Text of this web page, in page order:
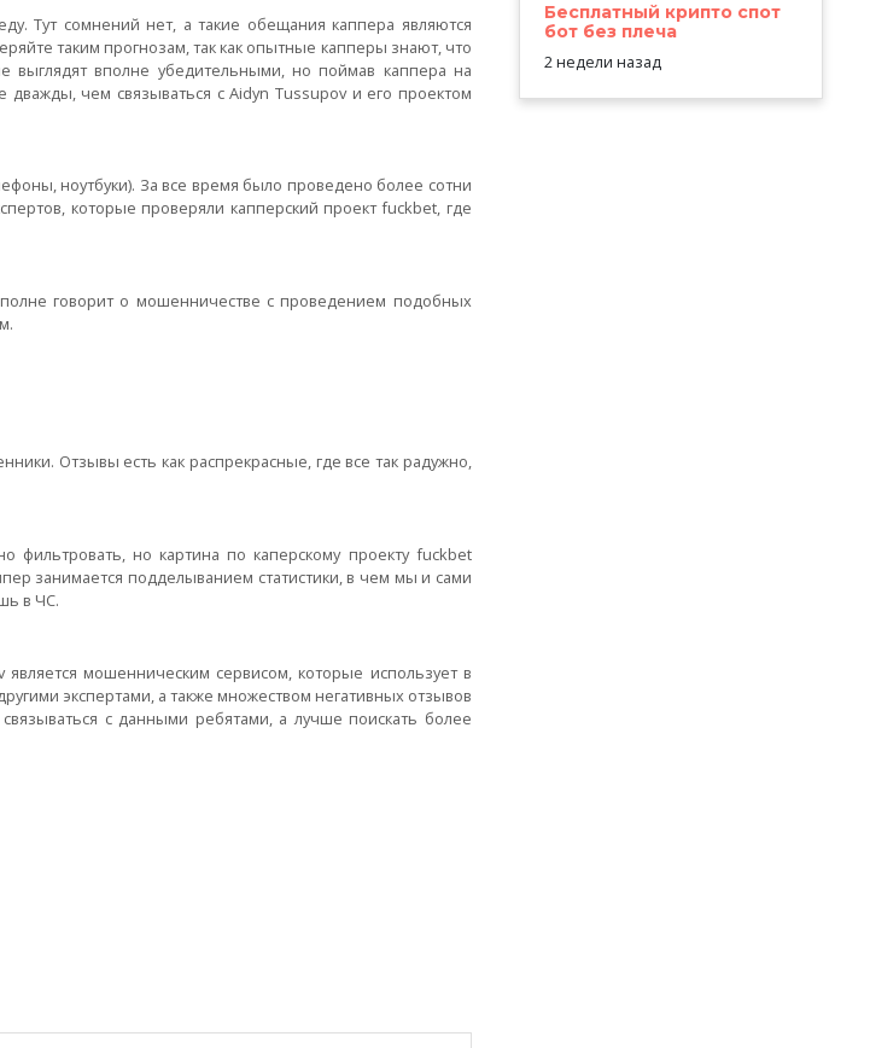
Тут сомнений нет, а такие обещания каппера являются
таким прогнозам, так как опытные капперы знают, что
выглядят вполне убедительными, но поймав каппера на
чем связываться с Aidyn Tussupov и его проектом
ноутбуки). За все время было проведено более сотни
которые проверяли капперский проект fuckbet, где
говорит о мошенничестве с проведением подобных
Отзывы есть как распрекрасные, где все так радужно,
но картина по каперскому проекту fuckbet
занимается подделыванием статистики, в чем мы и сами
в ЧС.
мошенническим сервисом, которые использует в
экспертами, а также множеством негативных отзывов
с данными ребятами, а лучше поискать более
Бесплатный крипто спот
бот без плеча
2 недели назад